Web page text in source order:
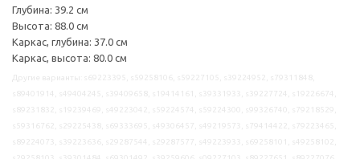
Глубина: 39.2 см
Высота: 88.0 см
Каркас, глубина: 37.0 см
Каркас, высота: 80.0 см